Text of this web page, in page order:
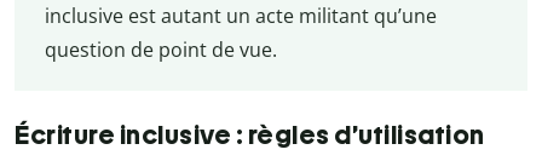
inclusive est autant un acte militant qu’une
question de point de vue.
Écriture inclusive : règles d’utilisation